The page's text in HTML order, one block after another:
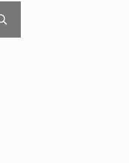
Submit search